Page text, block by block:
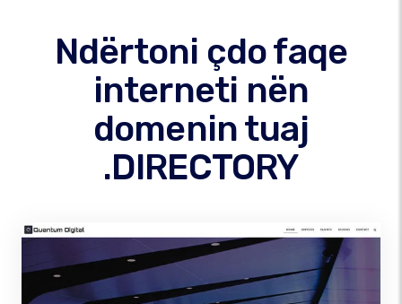
Ndërtoni çdo faqe
interneti nën
domenin tuaj
.DIRECTORY